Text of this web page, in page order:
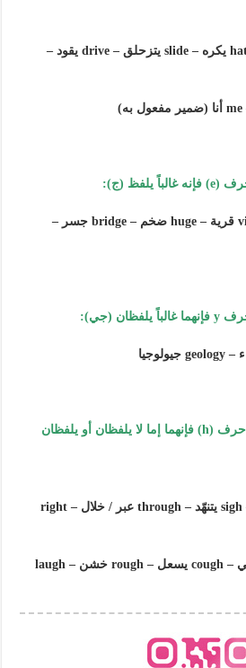
place مكان – hate يكره – slide يتزحلق – drive يقود –
large كبير – village قرية – huge ضخم – bridge جسر –
(10) إذا جاء حرف (g) يليه حرف (h) فإنهما إما لا يلفظان أو يلفظان
high مرتفع – sigh يتنهّد – through عبر / خلال – right
enough يكفي – cough يسعل – rough خشن – laugh